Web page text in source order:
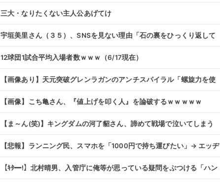
三大・なりたくない主人公あげてけ
宇垣美里さん（３５）、SNSを見ない理由「石の裏をひっくり返して
るような気持ちになる。ゲジゲジとか出てきそうじゃないですか？」
12球団1試合平均入場者数ｗｗｗ（6/17現在）
【画像あり】天元突破グレンラガンのアンチスパイラル「螺旋力を使
い過ぎた進化を続けるとスパイラルネメシスが起きて全てが滅びる
ぞ」←これ
【画像】こち亀さん、『値上げを叩く人』を論破するｗｗｗｗｗ
【ま～ん(笑)】キングダムの河了貂さん、諦めて戦場で泣いてしまう
【悲報】ランニング民、スマホを「1000円で持ち運びたい」→ エッヂ
民に総ツッコミされベスト注文ｗｗｗ
【ｷﾀ━!】北村晴男、入管庁に俺等が思っている疑問をぶつける「ハン